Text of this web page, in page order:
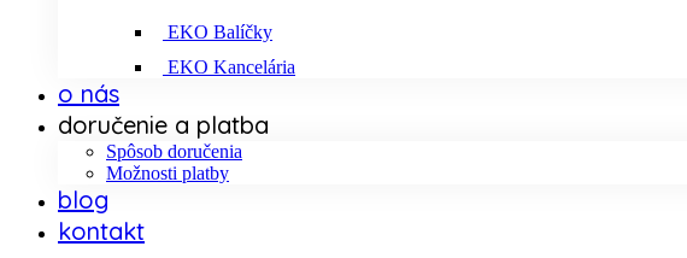
EKO Balíčky
EKO Kancelária
o nás
doručenie a platba
Spôsob doručenia
Možnosti platby
blog
kontakt